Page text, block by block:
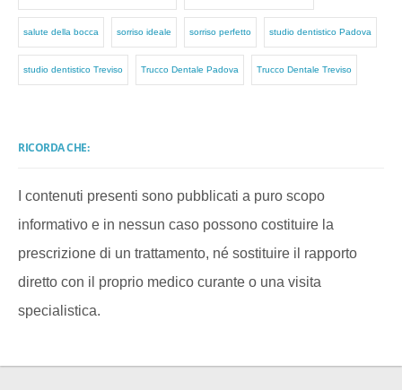
salute della bocca sorriso ideale sorriso perfetto studio dentistico Padova
studio dentistico Treviso Trucco Dentale Padova Trucco Dentale Treviso
RICORDA CHE:
I contenuti presenti sono pubblicati a puro scopo
informativo e in nessun caso possono costituire la
prescrizione di un trattamento, né sostituire il rapporto
diretto con il proprio medico curante o una visita
specialistica.